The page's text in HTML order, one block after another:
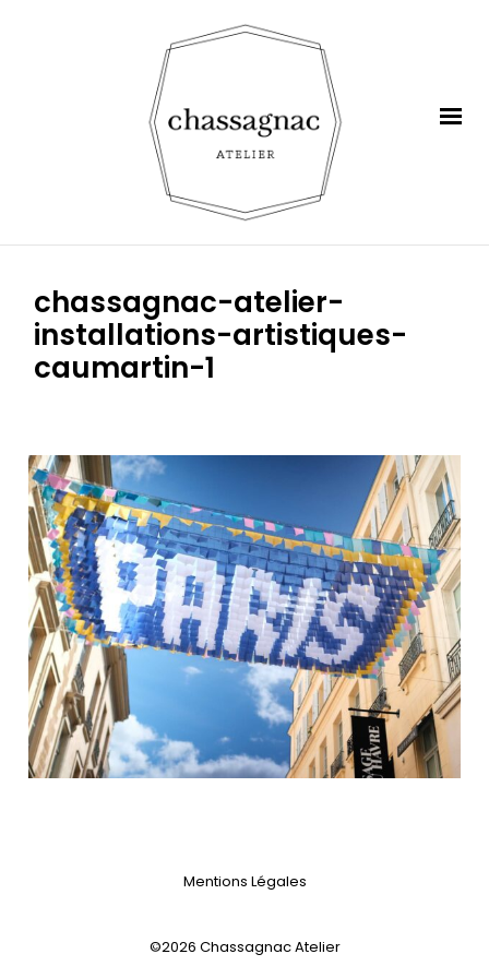
chassagnac-atelier-
installations-artistiques-
caumartin-1
Mentions Légales
©2026 Chassagnac Atelier